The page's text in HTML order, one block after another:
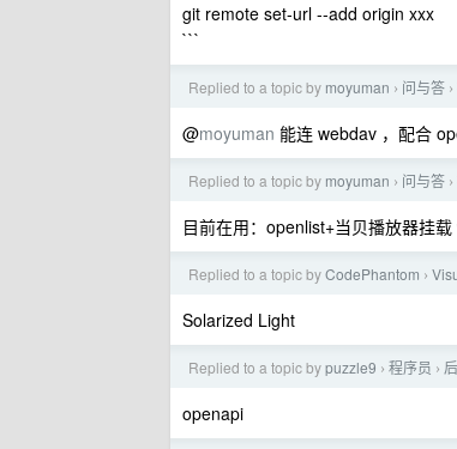
git remote set-url --add origin xxx
```
Replied to a topic by moyuman › 问与答 ›
@moyuman 能连 webdav ，配合
Replied to a topic by moyuman › 问与答 ›
目前在用：openlist+当贝播放器挂
Replied to a topic byCodePhantom ›
Solarized Light
Replied to a topic bypuzzle9 › 程序员 ›
openapi